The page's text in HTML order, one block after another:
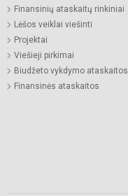
Finansinių ataskaitų rinkiniai
Lėšos veiklai viešinti
Projektai
Viešieji pirkimai
Biudžeto vykdymo ataskaitos
Finansinės ataskaitos